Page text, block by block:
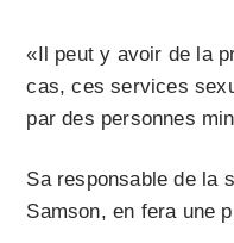
«Il peut y avoir de la
cas, ces services
par des personnes
Sa responsable de la
Samson, en fera une